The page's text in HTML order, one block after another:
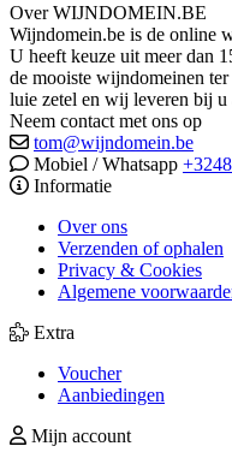
Over WIJNDOMEIN.BE
Wijndomein.be is de online
U heeft keuze uit meer dan
de mooiste wijndomeinen
luie zetel en wij leveren bij u
Neem contact met ons op
tom@wijndomein.be
Mobiel / Whatsapp
Informatie
Over ons
Verzenden of ophalen
Privacy & Cookies
Algemene
Extra
Voucher
Aanbiedingen
Mijn account